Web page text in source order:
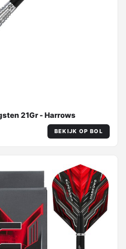
21Gr - Harrows
BEKIJK OP BOL